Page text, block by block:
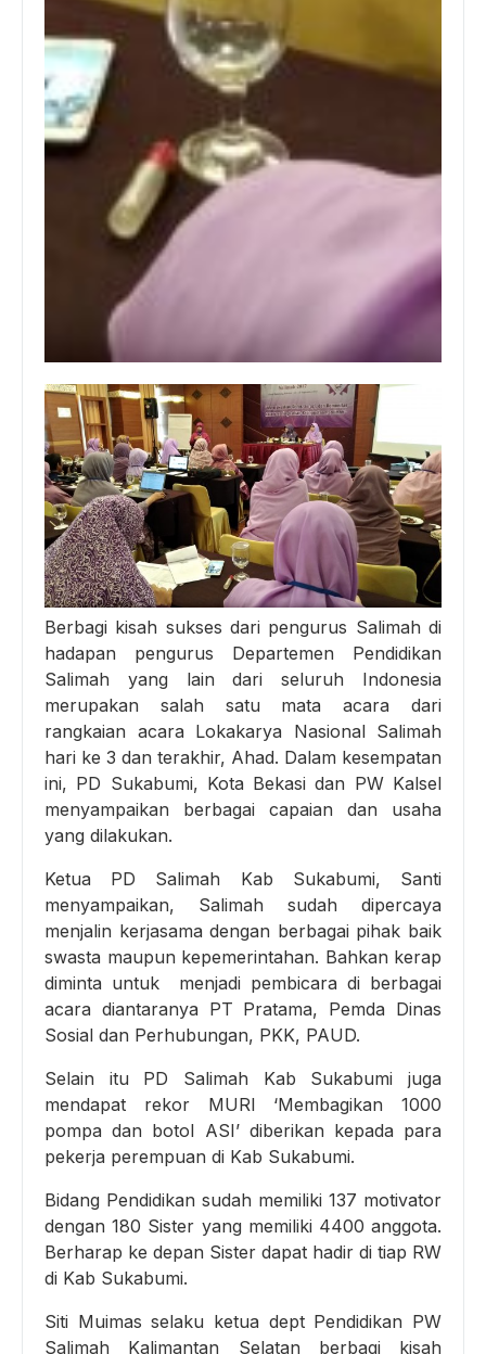
Berbagi kisah sukses dari pengurus Salimah di
hadapan pengurus Departemen Pendidikan
Salimah yang lain dari seluruh Indonesia
merupakan salah satu mata acara dari
rangkaian acara Lokakarya Nasional Salimah
hari ke 3 dan terakhir, Ahad. Dalam kesempatan
ini, PD Sukabumi, Kota Bekasi dan PW Kalsel
menyampaikan berbagai capaian dan usaha
yang dilakukan.
Ketua PD Salimah Kab Sukabumi, Santi
menyampaikan, Salimah sudah dipercaya
menjalin kerjasama dengan berbagai pihak baik
swasta maupun kepemerintahan. Bahkan kerap
diminta untuk menjadi pembicara di berbagai
acara diantaranya PT Pratama, Pemda Dinas
Sosial dan Perhubungan, PKK, PAUD.
Selain itu PD Salimah Kab Sukabumi juga
mendapat rekor MURI ‘Membagikan 1000
pompa dan botol ASI’ diberikan kepada para
pekerja perempuan di Kab Sukabumi.
Bidang Pendidikan sudah memiliki 137 motivator
dengan 180 Sister yang memiliki 4400 anggota.
Berharap ke depan Sister dapat hadir di tiap RW
di Kab Sukabumi.
Siti Muimas selaku ketua dept Pendidikan PW
Salimah Kalimantan Selatan berbagi kisah